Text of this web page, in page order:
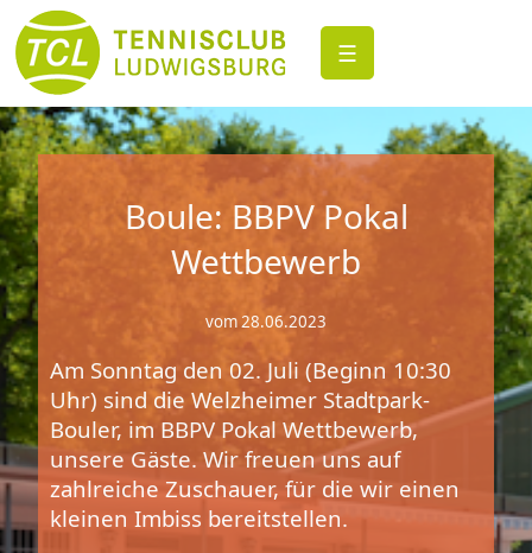
☰
Boule: BBPV Pokal
Wettbewerb
vom 28.06.2023
Am Sonntag den 02. Juli (Beginn 10:30
Uhr) sind die Welzheimer Stadtpark-
Bouler, im BBPV Pokal Wettbewerb,
unsere Gäste. Wir freuen uns auf
zahlreiche Zuschauer, für die wir einen
kleinen Imbiss bereitstellen.